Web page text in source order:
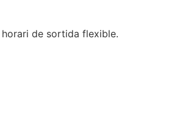
de sortida flexible.